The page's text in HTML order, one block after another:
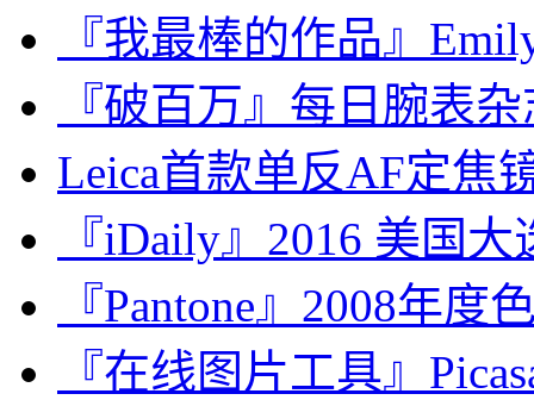
『我最棒的作品』
『破百万』每日腕表
Leica首款单反AF定焦
『iDaily』2016 美国
『Pantone』2008年度
『在线图片工具』